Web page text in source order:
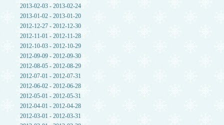
2013-02-03 - 2013-02-24
2013-01-02 - 2013-01-20
2012-12-27 - 2012-12-30
2012-11-01 - 2012-11-28
2012-10-03 - 2012-10-29
2012-09-09 - 2012-09-30
2012-08-05 - 2012-08-29
2012-07-01 - 2012-07-31
2012-06-02 - 2012-06-28
2012-05-01 - 2012-05-31
2012-04-01 - 2012-04-28
2012-03-01 - 2012-03-31